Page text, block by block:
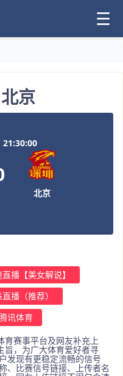
☰
京
21:30:00
北京
播【美女解说】
播（推荐）
讯体育
育赛事平台及网友补充上
旨，为广大体育爱好者寻
发现有更稳定流畅的信号
、比赛信号链接、上传者名